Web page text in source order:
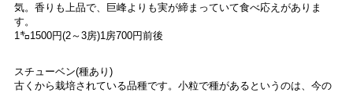
気。香りも上品で、巨峰よりも実が締まっていて食べ応えがありま
す。
1㌔1500円(2～3房)1房700円前後
スチューベン(種あり)
古くから栽培されている品種です。小粒で種があるというのは、今の